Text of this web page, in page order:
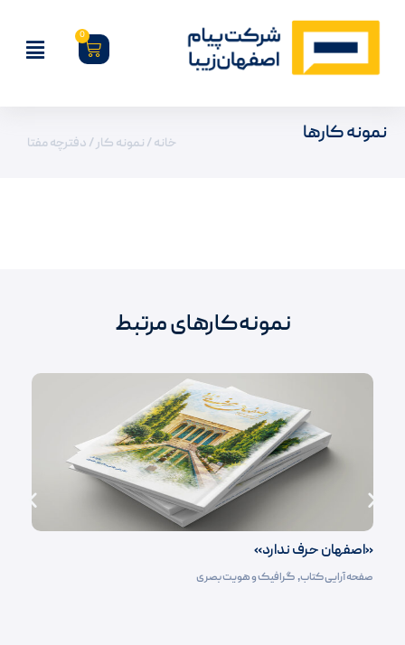
0
نمونه کارها خانه / نمونه کار/ دفترچه مفتا
نمونه‌کارهای مرتبط
«اصفهان حرف ندارد»
صفحه آرایی کتاب‌, گرافیک و هویت بصری